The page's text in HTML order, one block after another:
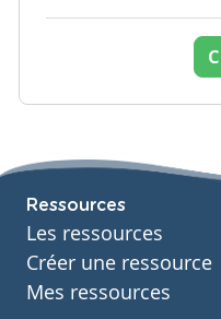
Ressources
Les ressources
Créer une ressource
Mes ressources